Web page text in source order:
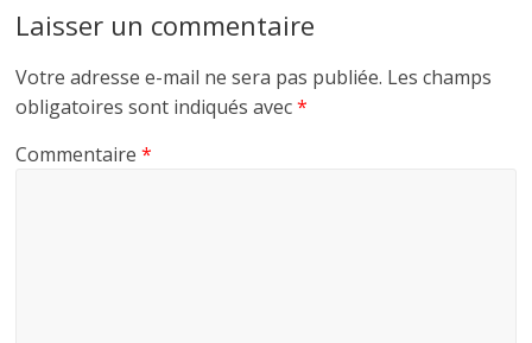
Laisser un commentaire
Votre adresse e-mail ne sera pas publiée. Les champs
obligatoires sont indiqués avec*
Commentaire*